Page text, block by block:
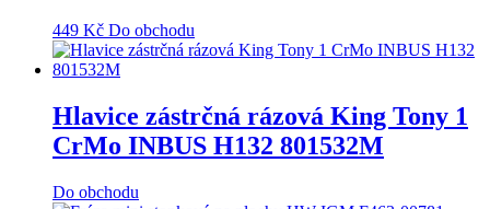
449 Kč Do obchodu
Hlavice zástrčná rázová King Tony 1
CrMo INBUS H132 801532M
Do obchodu